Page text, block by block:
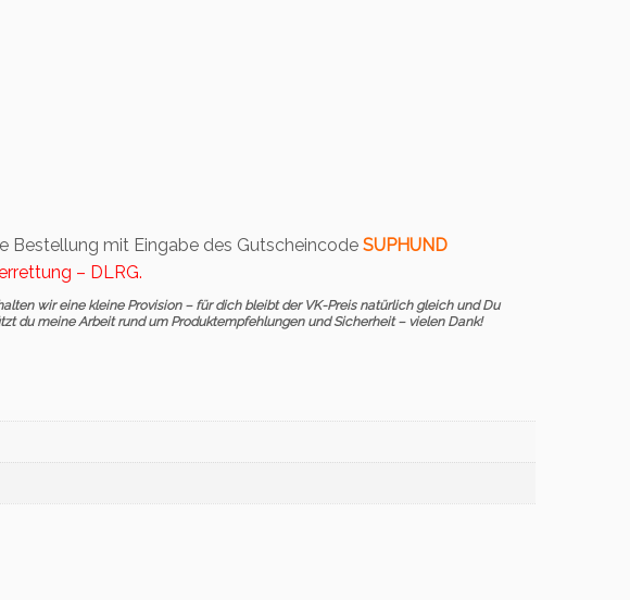
Bestellung mit Eingabe des Gutscheincode SUPHUND
– DLRG.
wir eine kleine Provision – für dich bleibt der VK-Preis natürlich gleich und Du
du meine Arbeit rund um Produktempfehlungen und Sicherheit – vielen Dank!